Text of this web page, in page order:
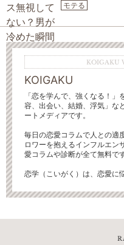
モテる
KOIGAKU
KOIGAKU
「恋を学んで、強くなる！
容、出会い、結婚、浮気」な
ートメディアです。
毎日の恋愛コラムで人との適
ロワーを抱えるインフルエン
愛コラムや診断が全て無料です
恋学（こいがく）は、恋愛に